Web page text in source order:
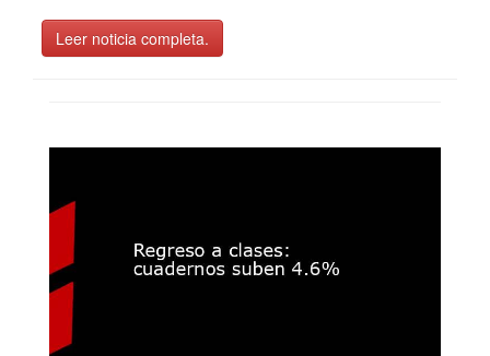
Leer noticia completa.